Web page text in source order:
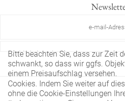
Ich bin kein Roboter
Im Newsletter
Diese Website verwendet nur
Cookies. Indem Sie weiter auf
ohne die Cookie-Einstellungen
Bitte beachten Sie, dass zur Zeit
schwankt, so dass wir ggfs.
einem Preisaufschlag versehen.